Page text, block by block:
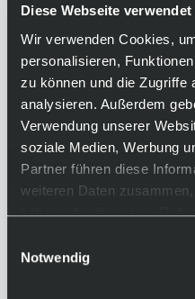
Diese Webseite
Wir verwenden Cookies,
personalisieren,
zu können und die Zugriffe
analysieren. Außerdem
Verwendung unserer
soziale Medien, Werbung
Partner führen diese
weiteren Daten
haben oder die sie im
Notwendig
Achtung:
Das Produktbild
unterschiedlicher
endgültigen
Rahmen:
Cervélo All-Carbon
Gabel:
Shimano Dura-Ace Di2
Kassette: Shimano